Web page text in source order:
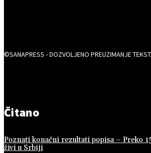
©SANAPRESS - DOZVOLJENO PREUZIMANJE
Čitano
Poznati konačni rezultati popisa – Preko
živi u Srbiji